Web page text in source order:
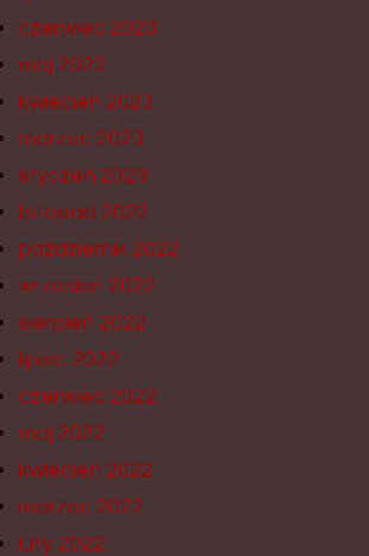
czerwiec 2023
maj 2023
kwiecień 2023
marzec 2023
styczeń 2023
listopad 2022
październik 2022
wrzesień 2022
sierpień 2022
lipiec 2022
czerwiec 2022
maj 2022
kwiecień 2022
marzec 2022
luty 2022